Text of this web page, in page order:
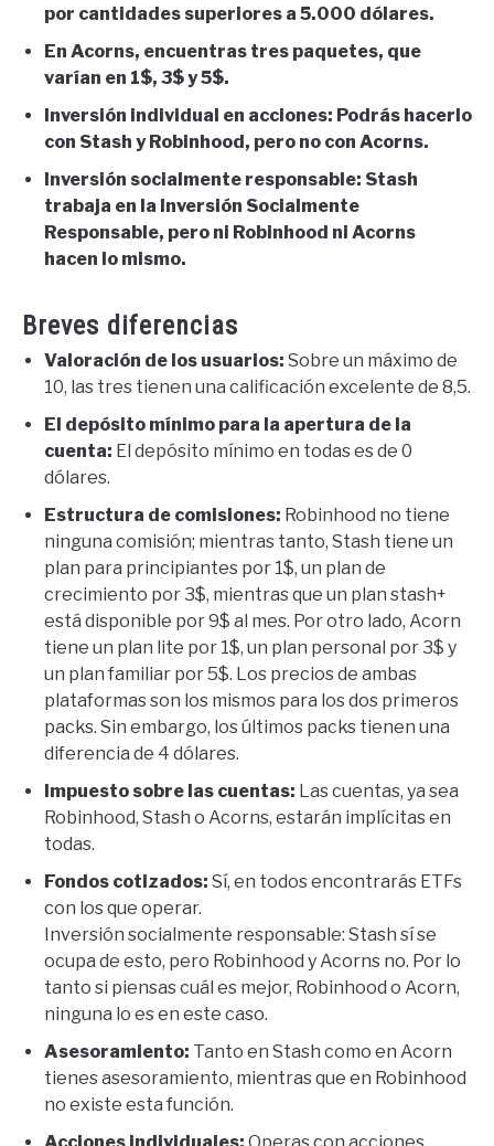
por cantidades superiores a 5.000 dólares.
En Acorns, encuentras tres paquetes, que
varían en 1$, 3$ y 5$.
Inversión individual en acciones: Podrás hacerlo
con Stash y Robinhood, pero no con Acorns.
Inversión socialmente responsable: Stash
trabaja en la Inversión Socialmente
Responsable, pero ni Robinhood ni Acorns
hacen lo mismo.
Breves diferencias
Valoración de los usuarios: Sobre un máximo de
10, las tres tienen una calificación excelente de 8,5.
El depósito mínimo para la apertura de la
cuenta: El depósito mínimo en todas es de 0
dólares.
Estructura de comisiones: Robinhood no tiene
ninguna comisión; mientras tanto, Stash tiene un
plan para principiantes por 1$, un plan de
crecimiento por 3$, mientras que un plan stash+
está disponible por 9$ al mes. Por otro lado, Acorn
tiene un plan lite por 1$, un plan personal por 3$ y
un plan familiar por 5$. Los precios de ambas
plataformas son los mismos para los dos primeros
packs. Sin embargo, los últimos packs tienen una
diferencia de 4 dólares.
Impuesto sobre las cuentas: Las cuentas, ya sea
Robinhood, Stash o Acorns, estarán implícitas en
todas.
Fondos cotizados: Sí, en todos encontrarás ETFs
con los que operar.
Inversión socialmente responsable: Stash sí se
ocupa de esto, pero Robinhood y Acorns no. Por lo
tanto si piensas cuál es mejor, Robinhood o Acorn,
ninguna lo es en este caso.
Asesoramiento: Tanto en Stash como en Acorn
tienes asesoramiento, mientras que en Robinhood
no existe esta función.